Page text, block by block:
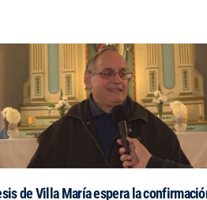
de Villa María espera la